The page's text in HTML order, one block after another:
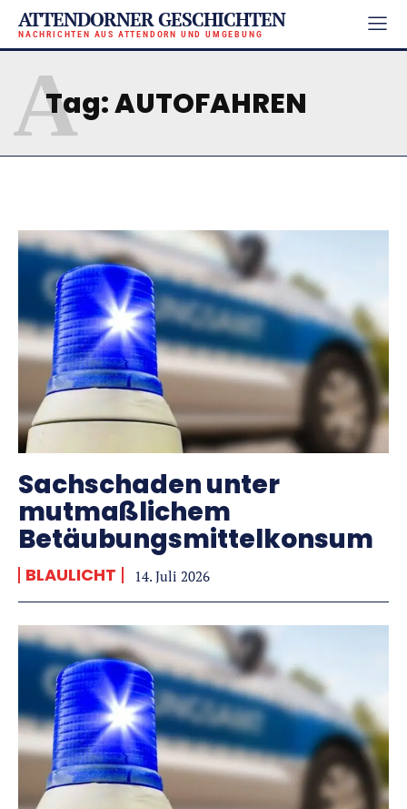
ATTENDORNER GESCHICHTEN
NACHRICHTEN AUS ATTENDORN UND UMGEBUNG
Tag:AUTOFAHREN
A
Sachschaden unter
mutmaßlichem
Betäubungsmittelkonsum
BLAULICHT 14. Juli 2026